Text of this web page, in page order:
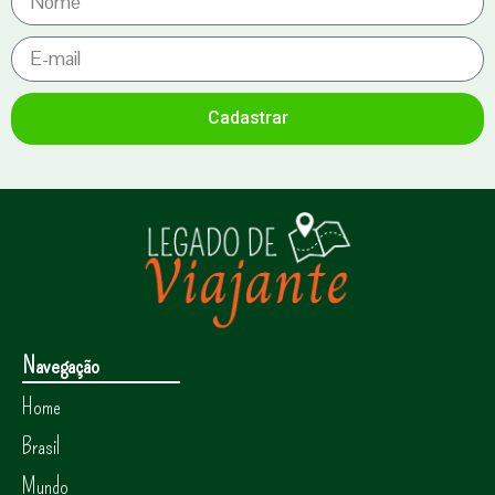
Cadastrar
Navegação
Home
Brasil
Mundo